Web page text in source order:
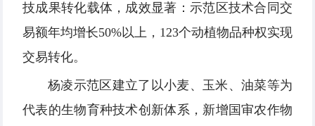
技成果转化载体，成效显著：示范区技术合同交
易额年均增长50%以上，123个动植物品种权实现
交易转化。
杨凌示范区建立了以小麦、玉米、油菜等为
代表的生物育种技术创新体系，新增国审农作物